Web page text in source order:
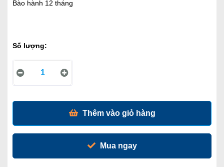
Bào hành 12 tháng
Số lượng:
Thêm vào giỏ hàng
Mua ngay